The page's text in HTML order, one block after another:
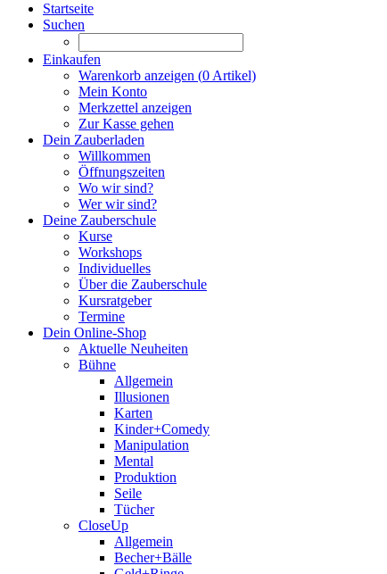
Startseite
Suchen
Einkaufen
Warenkorb anzeigen (0 Artikel)
Mein Konto
Merkzettel anzeigen
Zur Kasse gehen
Dein Zauberladen
Willkommen
Öffnungszeiten
Wo wir sind?
Wer wir sind?
Deine Zauberschule
Kurse
Workshops
Individuelles
Über die Zauberschule
Kursratgeber
Termine
Dein Online-Shop
Aktuelle Neuheiten
Bühne
Allgemein
Illusionen
Karten
Kinder+Comedy
Manipulation
Mental
Produktion
Seile
Tücher
CloseUp
Allgemein
Becher+Bälle